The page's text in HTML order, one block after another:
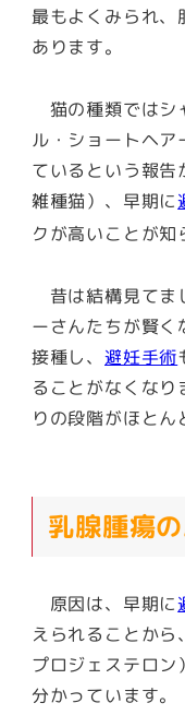
最もよくみられ、
あります。
猫の種類ではシ
ル・ショートヘア
ているという報告
雑種猫）、 早期に
クが高いことが知
昔は結構見てま
ーさんたちが賢く
接種し、 避妊手術
ることがなくな
りの段階がほとん
乳腺腫瘍
原因は、 早期に
えられる ことから
プロジェステロン
分かっています。